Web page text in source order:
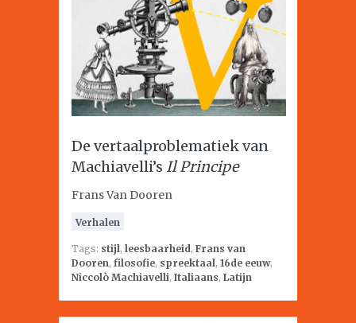
De vertaalproblematiek van
Machiavelli’s Il Principe
Frans Van Dooren
Verhalen
Tags: stijl, leesbaarheid, Frans van
Dooren, filosofie, spreektaal, 16de eeuw,
Niccolò Machiavelli, Italiaans, Latijn